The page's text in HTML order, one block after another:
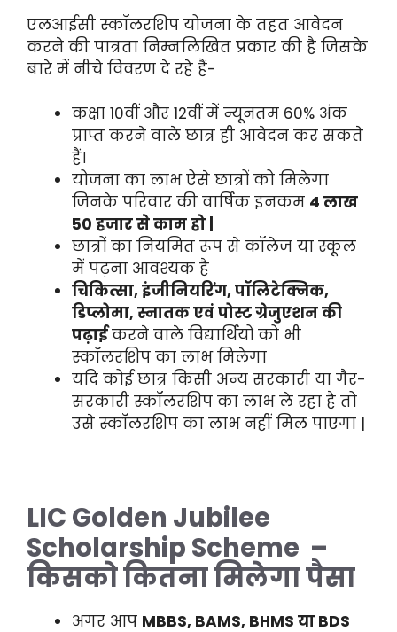
एलआईसी स्कॉलरशिप योजना के तहत आवेदन
करने की पात्रता निम्नलिखित प्रकार की है जिसके
बारे में नीचे विवरण दे रहे हैं-
कक्षा 10वीं और 12वीं में न्यूनतम 60% अंक
प्राप्त करने वाले छात्र ही आवेदन कर सकते
हैं।
योजना का लाभ ऐसे छात्रों को मिलेगा
जिनके परिवार की वार्षिक इनकम 4 लाख
50 हजार से काम हो |
छात्रों का नियमित रूप से कॉलेज या स्कूल
में पढ़ना आवश्यक है
चिकित्सा, इंजीनियरिंग, पॉलिटेक्निक,
डिप्लोमा, स्नातक एवं पोस्ट ग्रेजुएशन की
पढ़ाईकरने वाले विद्यार्थियों को भी
स्कॉलरशिप का लाभ मिलेगा
यदि कोई छात्र किसी अन्य सरकारी या गैर-
सरकारी स्कॉलरशिप का लाभ ले रहा है तो
उसे स्कॉलरशिप का लाभ नहीं मिल पाएगा |
LIC Golden Jubilee
Scholarship Scheme –
किसको कितना मिलेगा पैसा
अगर आप MBBS, BAMS, BHMS या BDS